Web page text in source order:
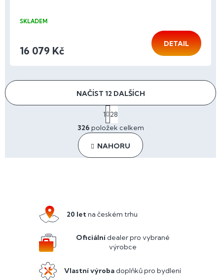
SKLADEM
16 079 Kč
DETAIL
O
v
l
á
d
v
y
v
ý
i
NAČÍST 12 DALŠÍCH
t
r
á
n
k
o
1
28
326 položek celkem
NAHORU
20 letna českém trhu
Oficiálnídealer pro vybrané
výrobce
Vlastní výrobadoplňků pro bydlení